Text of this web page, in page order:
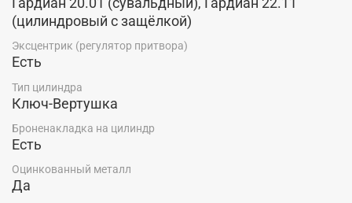
самых надежных систем на рынке. Основной замок –
цилиндровый, с термоштоком, и дополнительный –
сувальдный, с доступом снаружи двери, исключают
возможность промерзания и продувания.
Купить входную металлическую дверь Центурион
ТЕРМО Т-3 Premium от Новосибирского завода дверей
"Центурион", по низкой цене производителя, со склада
в г. Красноярск, можно в салоне-магазине "Ярдеко".
(цилиндровый с защёлкой)
Эксцентрик (регулятор притвора)
Есть
Тип цилиндра
Ключ-Вертушка
Броненакладка на цилиндр
Есть
Оцинкованный металл
Да